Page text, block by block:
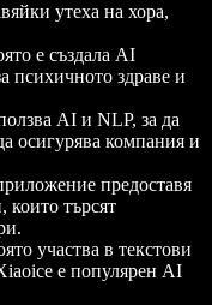
утеха на хора,
е създала AI
психичното здраве и
AI и NLP, за да
осигурява компания и
предоставя
които търсят
участва в текстови
е популярен AI